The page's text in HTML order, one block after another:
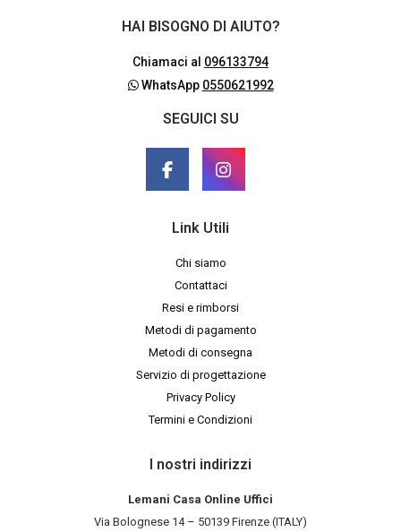
HAI BISOGNO DI AIUTO?
Chiamaci al 096133794
WhatsApp 0550621992
SEGUICI SU
Link Utili
Chi siamo
Contattaci
Resi e rimborsi
Metodi di pagamento
Metodi di consegna
Servizio di progettazione
Privacy Policy
Termini e Condizioni
I nostri indirizzi
Lemani Casa Online Uffici
Via Bolognese 14 – 50139 Firenze (ITALY)